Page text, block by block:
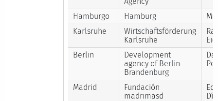
Hamburgo
Hamburg
Mr
Karlsruhe
Wirtschaftsförderung
Karlsruhe
Berlin
Development
agency of Berlin
Brandenburg
Madrid
Fundación
madrimasd